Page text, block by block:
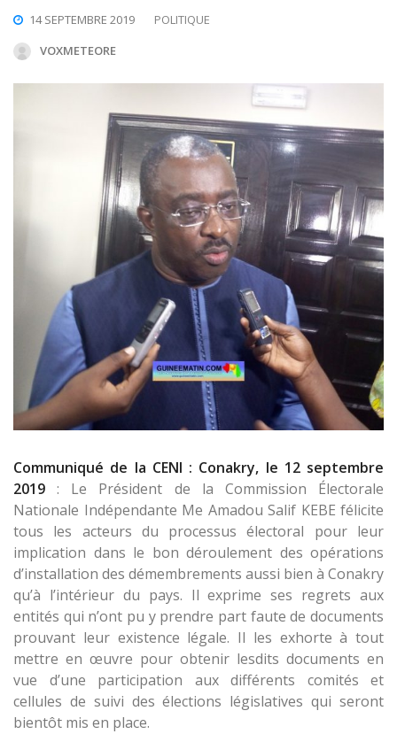
14 SEPTEMBRE 2019
POLITIQUE
VOXMETEORE
Communiqué de la CENI : Conakry, le 12 septembre
2019: Le Président de la Commission Électorale
Nationale Indépendante Me Amadou Salif KEBE félicite
tous les acteurs du processus électoral pour leur
implication dans le bon déroulement des opérations
d’installation des démembrements aussi bien à Conakry
qu’à l’intérieur du pays. Il exprime ses regrets aux
entités qui n’ont pu y prendre part faute de documents
prouvant leur existence légale. Il les exhorte à tout
mettre en œuvre pour obtenir lesdits documents en
vue d’une participation aux différents comités et
cellules de suivi des élections législatives qui seront
bientôt mis en place.